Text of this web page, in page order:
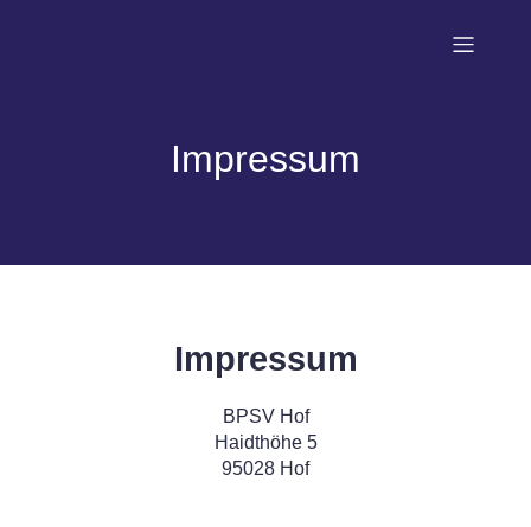
Impressum
Impressum
BPSV Hof
Haidthöhe 5
95028 Hof